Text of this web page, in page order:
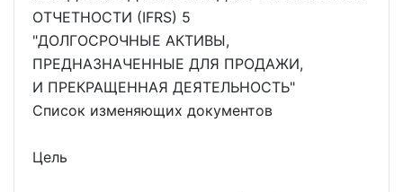
ОТЧЕТНОСТИ (IFRS) 5
"ДОЛГОСРОЧНЫЕ АКТИВЫ,
ПРЕДНАЗНАЧЕННЫЕ ДЛЯ ПРОДАЖИ,
И ПРЕКРАЩЕННАЯ ДЕЯТЕЛЬНОСТЬ"
Список изменяющих документов
Цель